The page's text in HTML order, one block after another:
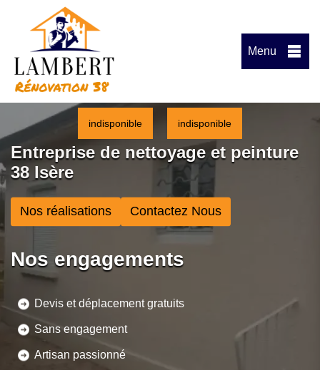
Menu
indisponible indisponible
Entreprise de nettoyage et peinture
38 Isère
Nos réalisations Contactez Nous
Nos engagements
Devis et déplacement gratuits
Sans engagement
Artisan passionné